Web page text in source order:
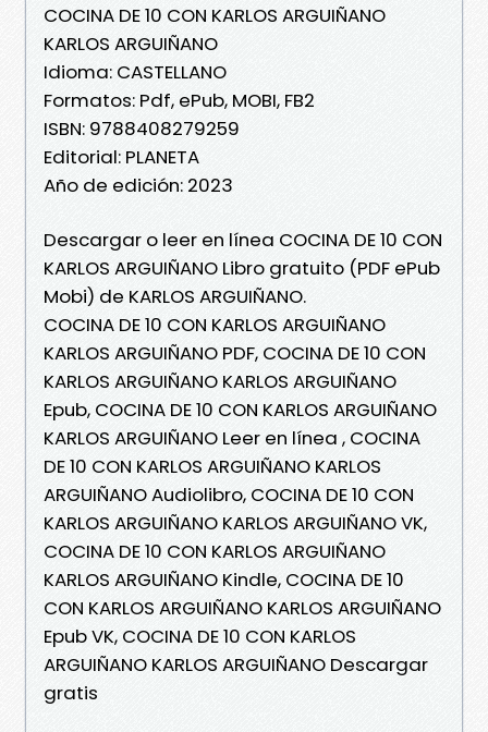
COCINA DE 10 CON KARLOS ARGUIÑANO
KARLOS ARGUIÑANO
Idioma: CASTELLANO
Formatos: Pdf, ePub, MOBI, FB2
ISBN: 9788408279259
Editorial: PLANETA
Año de edición: 2023
Descargar o leer en línea COCINA DE 10 CON
KARLOS ARGUIÑANO Libro gratuito (PDF ePub
Mobi) de KARLOS ARGUIÑANO.
COCINA DE 10 CON KARLOS ARGUIÑANO
KARLOS ARGUIÑANO PDF, COCINA DE 10 CON
KARLOS ARGUIÑANO KARLOS ARGUIÑANO
Epub, COCINA DE 10 CON KARLOS ARGUIÑANO
KARLOS ARGUIÑANO Leer en línea , COCINA
DE 10 CON KARLOS ARGUIÑANO KARLOS
ARGUIÑANO Audiolibro, COCINA DE 10 CON
KARLOS ARGUIÑANO KARLOS ARGUIÑANO VK,
COCINA DE 10 CON KARLOS ARGUIÑANO
KARLOS ARGUIÑANO Kindle, COCINA DE 10
CON KARLOS ARGUIÑANO KARLOS ARGUIÑANO
Epub VK, COCINA DE 10 CON KARLOS
ARGUIÑANO KARLOS ARGUIÑANO Descargar
gratis